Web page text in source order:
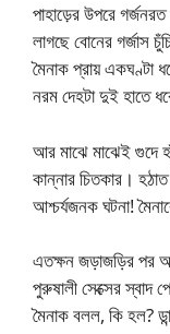
পাহাড়ের উপরে
লাগছে বোনের গর্জাস
মৈনাক প্রায় একঘণ্টা
নরম দেহটা দুই হাতে
আর মাঝে মাঝেই গুদে
কান্নার চিতকার।
আশ্চর্যজনক ঘটনা!
এতক্ষন জড়াজড়ির পর
পুরুষালী সেক্সের স্বাদ
মৈনাক বলল, কি হল?